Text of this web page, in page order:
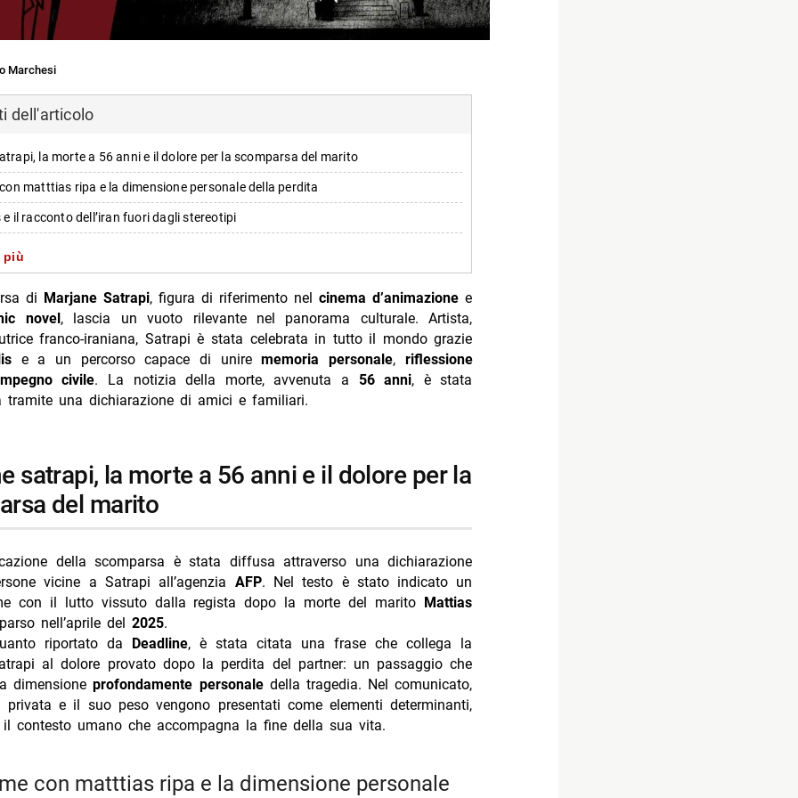
Marchesi
dell'articolo
la morte a 56 anni e il dolore per la scomparsa del marito
matttias ripa e la dimensione personale della perdita
e il racconto dell’iran fuori dagli stereotipi
segnata dalla scelta di lasciare l’iran
all’animazione: persepolis conquista cannes e gli oscar
e continuità di temi: identità e libertà contro sistemi oppressivi
e nomi collegati alle opere citate
attuale tra libertà, diritti e memoria storica
da Jump the shark
incinta? Moser scatena i rumors
brioche e fama dopo Temptation
moglie Eva Nestori: chi è
più
di Marjane Satrapi, figura di riferimento nelcinema d’animazione e
novel, lascia un vuoto rilevante nel panorama culturale. Artista,
franco-iraniana, Satrapi è stata celebrata in tutto il mondo grazie
e a un percorso capace di unirememoria personale, riflessione
civile. La notizia della morte, avvenuta a 56 anni, è stata
tramite una dichiarazione di amici e familiari.
del marito
della scomparsa è stata diffusa attraverso una dichiarazione
vicine a Satrapi all’agenzia AFP. Nel testo è stato indicato un
con il lutto vissuto dalla regista dopo la morte del marito
Mattias
nell’aprile del 2025.
riportato da
Deadline, è stata citata una frase che collega la
al dolore provato dopo la perdita del partner: un passaggio che
dimensioneprofondamente personaledella tragedia. Nel comunicato,
privata e il suo peso vengono presentati come elementi determinanti,
il contesto umano che accompagna la fine della sua vita.